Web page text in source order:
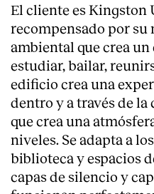
El cliente es Kingston
recompensado por su
ambiental que crea
estudiar, bailar,
edificio crea una
dentro y a través de
que crea una
niveles. Se adapta a
biblioteca y espacios
capas de silencio y